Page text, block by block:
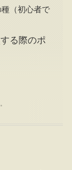
（初心者で
る際のポ